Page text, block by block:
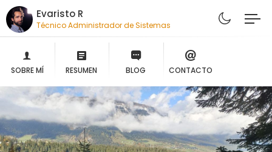
Evaristo R
Técnico Administrador de Sistemas
SOBRE MÍ RESUMEN BLOG CONTACTO